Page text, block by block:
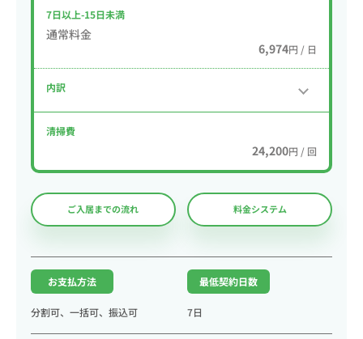
7日以上-15日未満
通常料金
6,974円 / 日
内訳
清掃費
24,200円 / 回
ご入居までの流れ 料金システム
お支払方法
分割可、一括可、振込可
最低契約日数
7日